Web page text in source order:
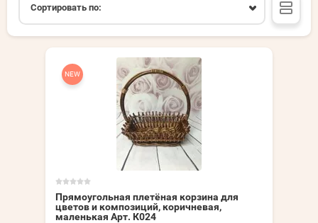
Сортировать по:
NEW
Прямоугольная плетёная корзина для
цветов и композиций, коричневая,
маленькая Арт. К024